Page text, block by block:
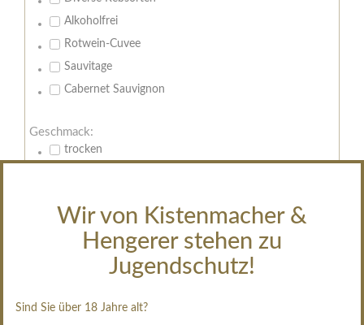
Wir von Kistenmacher &
Hengerer stehen zu
Jugendschutz!
Sind Sie über 18 Jahre alt?
Alkoholfrei
Rotwein-Cuvee
Sauvitage
Cabernet Sauvignon
Geschmack:
trocken
restsüß
edelsüß
im Holzfass gereift